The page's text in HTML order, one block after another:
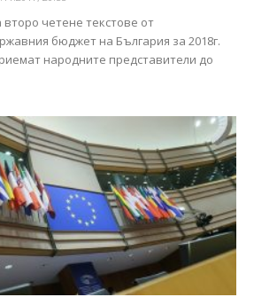
четене текстове от
бюджет на България за 2018г.
народните представители до